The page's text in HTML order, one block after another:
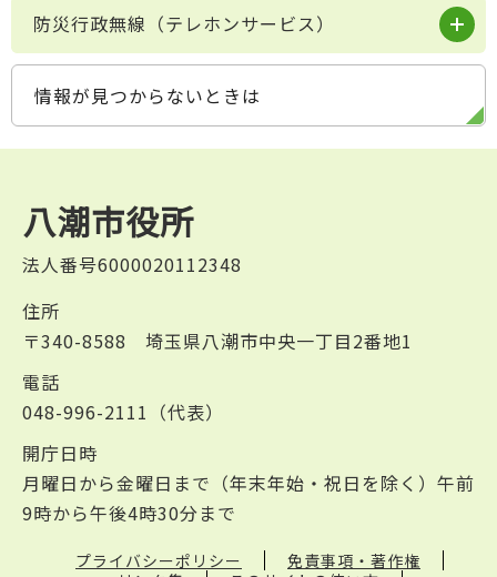
防災行政無線（テレホンサービス）
情報が見つからないときは
八潮市役所
法人番号6000020112348
住所
〒340-8588 埼玉県八潮市中央一丁目2番地1
電話
048-996-2111（代表）
開庁日時
月曜日から金曜日まで（年末年始・祝日を除く）午前
9時から午後4時30分まで
プライバシーポリシー
免責事項・著作権